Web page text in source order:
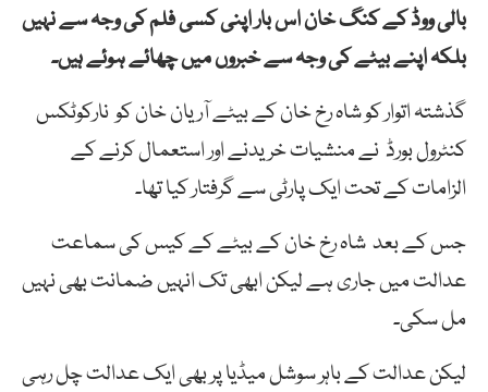
بالی ووڈ کے کنگ خان اس بار اپنی کسی فلم کی وجہ سے نہیں
بلکہ اپنے بیٹے کی وجہ سے خبروں میں چھائے ہوئے ہیں۔
گذشتہ اتوار کو شاہ رخ خان کے بیٹے آریان خان کو نارکوٹکس
کنٹرول بورڈ نے منشیات خریدنے اور استعمال کرنے کے
الزامات کے تحت ایک پارٹی سے گرفتار کیا تھا۔
جس کے بعد شاہ رخ خان کے بیٹے کے کیس کی سماعت
عدالت میں جاری ہے لیکن ابھی تک انہیں ضمانت بھی نہیں
مل سکی۔
لیکن عدالت کے باہر سوشل میڈیا پر بھی ایک عدالت چل رہی